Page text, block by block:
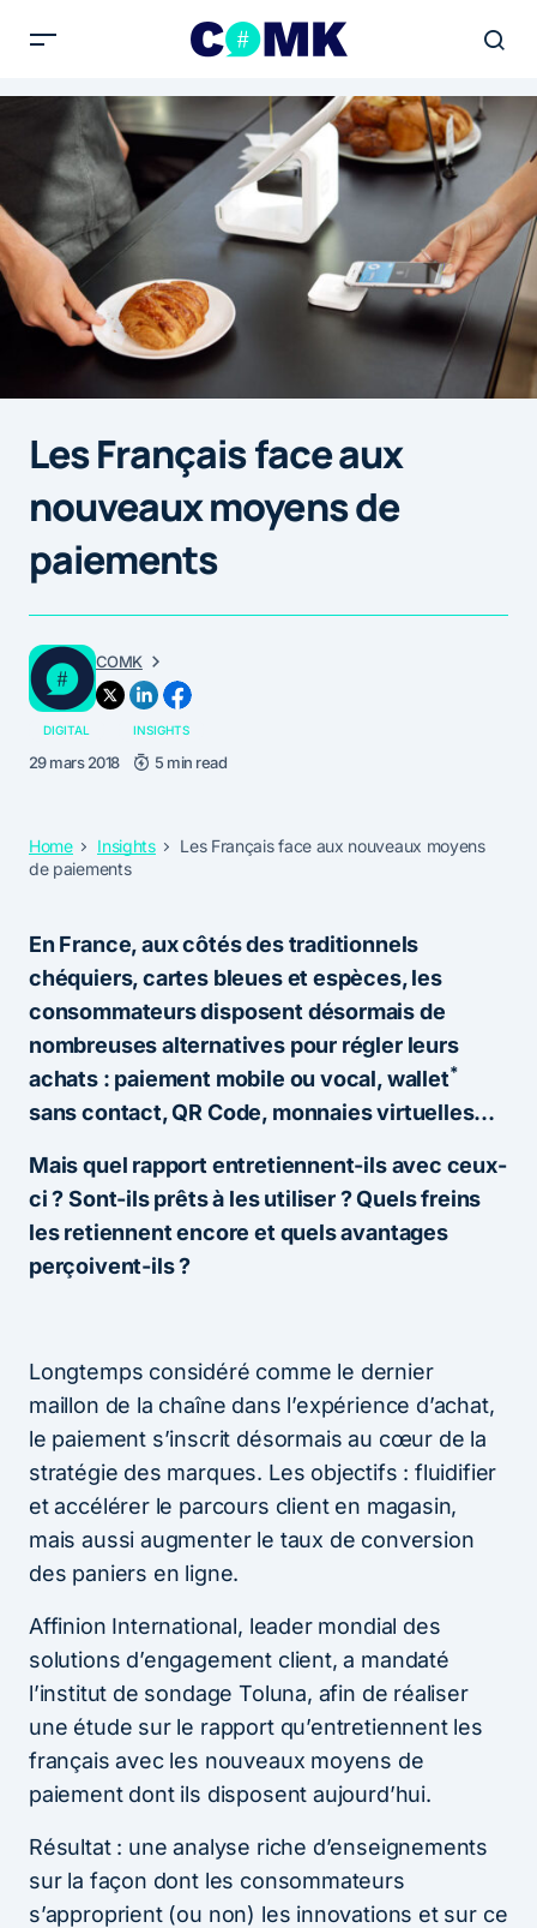
Les Français face aux
nouveaux moyens de
paiements
COMK
DIGITAL INSIGHTS
29 mars 2018 5 min read
Home Insights
Les Français face aux nouveaux moyens
de paiements
En France, aux côtés des traditionnels
chéquiers, cartes bleues et espèces, les
consommateurs disposent désormais de
nombreuses alternatives pour régler leurs
achats : paiement mobile ou vocal, wallet*
sans contact, QR Code, monnaies virtuelles…
Mais quel rapport entretiennent-ils avec ceux-
ci ? Sont-ils prêts à les utiliser ? Quels freins
les retiennent encore et quels avantages
perçoivent-ils ?
Longtemps considéré comme le dernier
maillon de la chaîne dans l’expérience d’achat,
le paiement s’inscrit désormais au cœur de la
stratégie des marques. Les objectifs : fluidifier
et accélérer le parcours client en magasin,
mais aussi augmenter le taux de conversion
des paniers en ligne.
Affinion International, leader mondial des
solutions d’engagement client, a mandaté
l’institut de sondage Toluna, afin de réaliser
une étude sur le rapport qu’entretiennent les
français avec les nouveaux moyens de
paiement dont ils disposent aujourd’hui.
Résultat : une analyse riche d’enseignements
sur la façon dont les consommateurs
s’approprient (ou non) les innovations et sur ce